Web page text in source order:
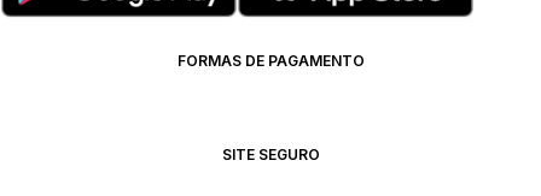
FORMAS DE PAGAMENTO
SITE SEGURO